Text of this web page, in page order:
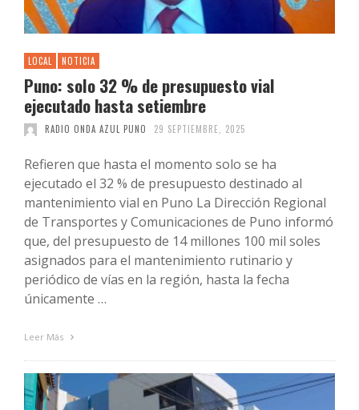
LOCAL NOTICIA
Puno: solo 32 % de presupuesto vial
ejecutado hasta setiembre
RADIO ONDA AZUL PUNO 29 SEPTIEMBRE, 2025
Refieren que hasta el momento solo se ha
ejecutado el 32 % de presupuesto destinado al
mantenimiento vial en Puno La Dirección Regional
de Transportes y Comunicaciones de Puno informó
que, del presupuesto de 14 millones 100 mil soles
asignados para el mantenimiento rutinario y
periódico de vías en la región, hasta la fecha
únicamente …
Leer Más